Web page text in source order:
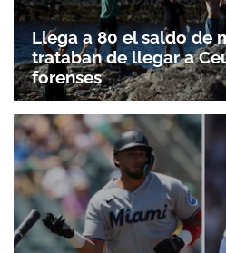
Llega a 80 el saldo de
trataban de llegar a
forenses